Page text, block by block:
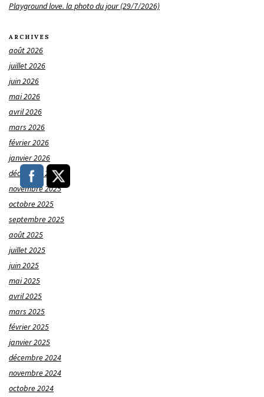
Playground love. la photo du jour (29/7/2026)
ARCHIVES
août 2026
juillet 2026
juin 2026
mai 2026
avril 2026
mars 2026
février 2026
janvier 2026
décembre 2025
novembre 2025
octobre 2025
septembre 2025
août 2025
juillet 2025
juin 2025
mai 2025
avril 2025
mars 2025
février 2025
janvier 2025
décembre 2024
novembre 2024
octobre 2024